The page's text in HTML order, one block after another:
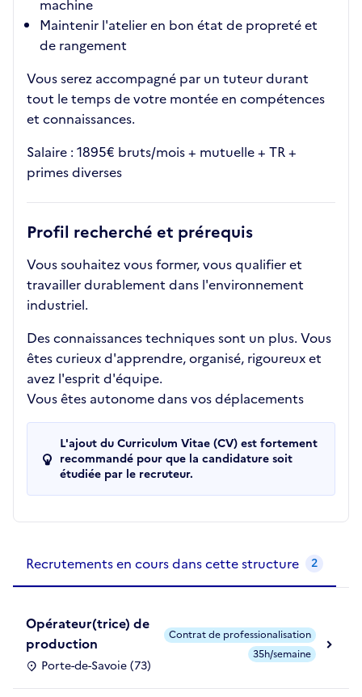
machine
Maintenir l'atelier en bon état de propreté et
de rangement
Vous serez accompagné par un tuteur durant
tout le temps de votre montée en compétences
et connaissances.
Salaire : 1895€ bruts/mois + mutuelle + TR +
primes diverses
Profil recherché et prérequis
Vous souhaitez vous former, vous qualifier et
travailler durablement dans l'environnement
industriel.
Des connaissances techniques sont un plus. Vous
êtes curieux d'apprendre, organisé, rigoureux et
avez l'esprit d'équipe.
Vous êtes autonome dans vos déplacements
L'ajout du Curriculum Vitae (CV) est fortement
recommandé pour que la candidature soit
étudiée par le recruteur.
Recrutements en cours dans cette structure 2
Opérateur(trice) de
production
Porte-de-Savoie (73)
Contrat de professionalisation
35h/semaine